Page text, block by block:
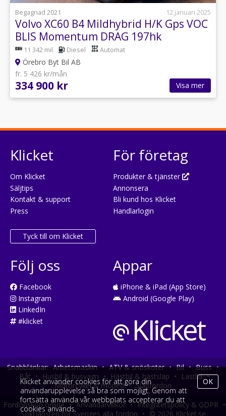
Begagnad 2021
12 januari 2025
Volvo XC60 B4 Mildhybrid H/K Gps VOC
BLIS Momentum DRAG 197hk
11 342 mil Diesel Automat
Örebro Byt Bil AB
fr. 5 426 kr/mån
334 900 kr Visa mer
Klicket
Om Klicket
Säljtips
Kontakt & support
Press
Tyck till om Klicket
För företag
Produkter & tjänster
Annonsera
Bli kund hos Klicket
Handlarlogin
Följ oss
Facebook
Instagram
LinkedIn
#klicket
Appar
iPhone & iPad (App Store)
Android (Google Play)
Snabblänkar: Arbetsmaskin • ATV & snöskoter • Bil • Buss •
Båt • Husbil & husvagn • Hästbil & hästsläp • Lastbil •
Motorcykel & moped • Släpfordon
Fordonsköp online • Användarvillkor • Integritetspolicy & GDPR •
Söktjänsten för Sveriges alla fordon • © 2026 Klicket.se
Klicket använder cookies för att göra din
användarupplevelse så bra som möjligt. Genom att
fortsätta använda vår webbplats accepterar du att
cookies används.
OK